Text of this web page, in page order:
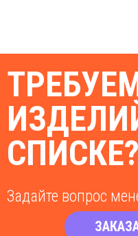
СПИСКЕ?
Задайте вопрос